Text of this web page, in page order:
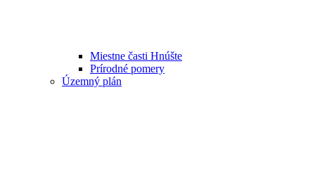
Miestne časti Hnúšte
Prírodné pomery
Územný plán